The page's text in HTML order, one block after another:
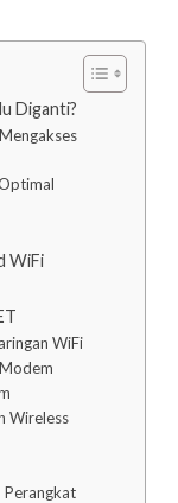
Diganti?
WiFi
WiFi
Wireless
Perangkat